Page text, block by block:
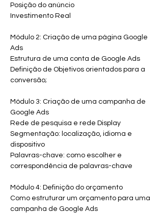
Posição do anúncio
Investimento Real
Módulo 2: Criação de uma página Google
Ads
Estrutura de uma conta de Google Ads
Definição de Objetivos orientados para a
conversão;
Módulo 3: Criação de uma campanha de
Google Ads
Rede de pesquisa e rede Display
Segmentação: localização, idioma e
dispositivo
Palavras-chave: como escolher e
correspondência de palavras-chave
Módulo 4: Definição do orçamento
Como estruturar um orçamento para uma
campanha de Google Ads